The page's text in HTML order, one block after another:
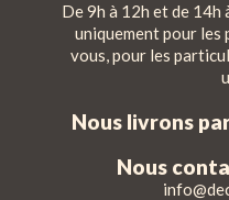
De 9h à 12h et de 14h
uniquement pour les
vous, pour les
Nous livrons
Nous